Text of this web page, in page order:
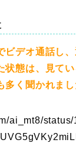
ビデオ通話し
状態は、見て
く聞かれまし
ai_mt8/